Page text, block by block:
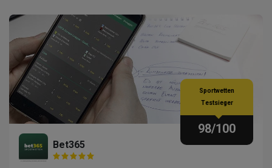
Bet365
Sportwetten
Testsieger
98/100